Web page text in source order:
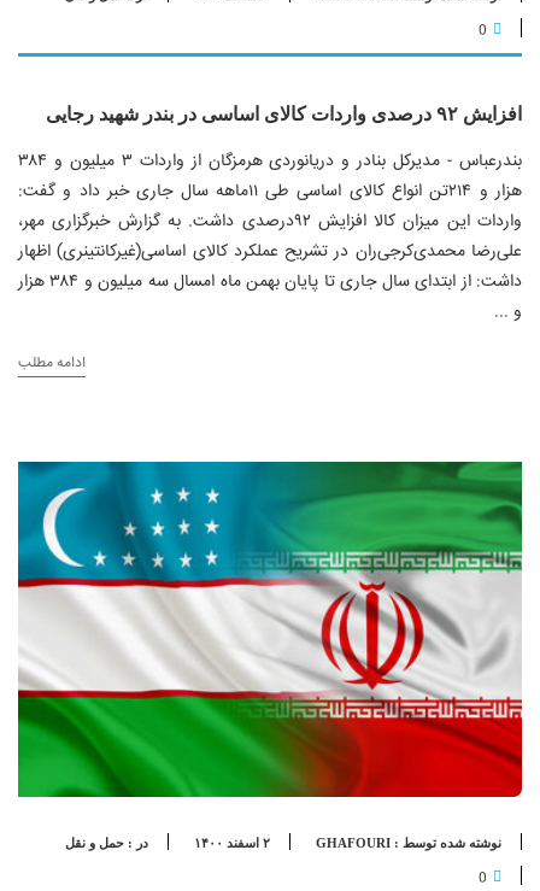
0
افزایش ۹۲ درصدی واردات کالای اساسی در بندر شهید رجایی
بندرعباس - مدیرکل بنادر و دریانوردی هرمزگان از واردات ۳ میلیون و ۳۸۴
هزار و ۲۱۴تن انواع کالای اساسی طی ۱۱ماهه سال جاری خبر داد و گفت:
واردات این میزان کالا افزایش ۹۲درصدی داشت. به گزارش خبرگزاری مهر،
علی‌رضا محمدی‌کرجی‌ران در تشریح عملکرد کالای اساسی(غیرکانتینری) اظهار
داشت: از ابتدای سال جاری تا پایان بهمن ماه امسال سه میلیون و ۳۸۴ هزار
و ...
ادامه مطلب
نوشته شده توسط : GHAFOURI ۲ اسفند ۱۴۰۰ در : حمل و نقل
0